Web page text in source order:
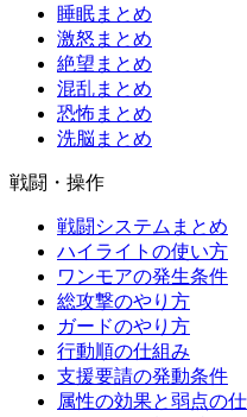
睡眠まとめ
激怒まとめ
絶望まとめ
混乱まとめ
恐怖まとめ
洗脳まとめ
戦闘・操作
戦闘システムまとめ
ハイライトの使い方
ワンモアの発生条件
総攻撃のやり方
ガードのやり方
行動順の仕組み
支援要請の発動条件
属性の効果と弱点の